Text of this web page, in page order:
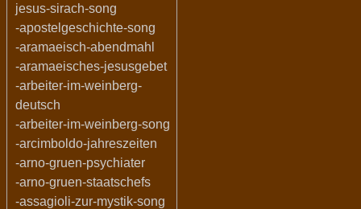
jesus-sirach-song
-apostelgeschichte-song
-aramaeisch-abendmahl
-aramaeisches-jesusgebet
-arbeiter-im-weinberg-
deutsch
-arbeiter-im-weinberg-song
-arcimboldo-jahreszeiten
-arno-gruen-psychiater
-arno-gruen-staatschefs
-assagioli-zur-mystik-song